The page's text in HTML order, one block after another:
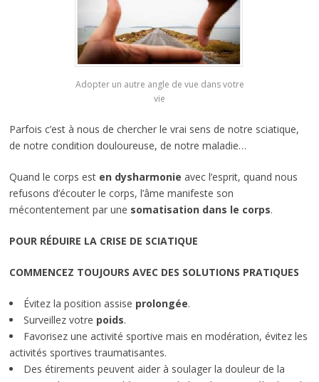
Adopter un autre angle de vue dans votre
vie
Parfois c’est à nous de chercher le vrai sens de notre sciatique,
de notre condition douloureuse, de notre maladie…
Quand le corps est en dysharmonie avec l’esprit, quand nous
refusons d’écouter le corps, l’âme manifeste son
mécontentement par une somatisation dans le corps.
POUR RÉDUIRE LA CRISE DE SCIATIQUE
COMMENCEZ TOUJOURS AVEC DES SOLUTIONS PRATIQUES
Évitez la position assise prolongée.
Surveillez votre poids.
Favorisez une activité sportive mais en modération, évitez les
activités sportives traumatisantes.
Des étirements peuvent aider à soulager la douleur de la